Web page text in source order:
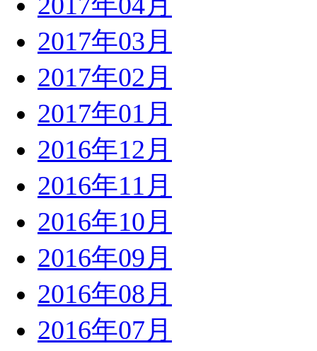
2017年03月
2017年02月
2017年01月
2016年12月
2016年11月
2016年10月
2016年09月
2016年08月
2016年07月